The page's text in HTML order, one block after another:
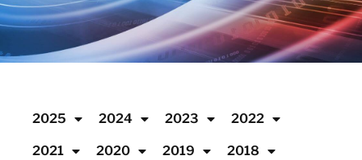
2025 2024 2023 2022
2021 2020 2019 2018